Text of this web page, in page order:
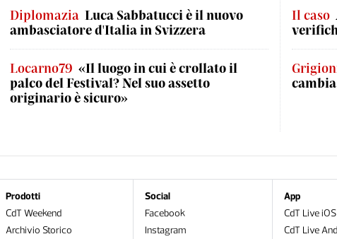
Diplomazia Luca Sabbatucci è il nuovo
ambasciatore d'Italia in Svizzera
Locarno79 «Il luogo in cui è crollato il
palco del Festival? Nel suo assetto
originario è sicuro»
Il caso
Prodotti
CdT Weekend
Archivio Storico
Social
Facebook
Instagram
App
CdT Live iOS
CdT Live